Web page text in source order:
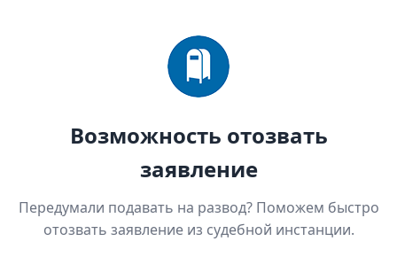
Возможность отозвать
заявление
Передумали подавать на развод? Поможем быстро
отозвать заявление из судебной инстанции.